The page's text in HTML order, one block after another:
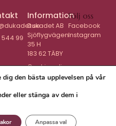
99
Information
Dukadet AB
Sjöflygvägen
35 H
183 62 TÄBY
Cookiepolicy
Följ oss
Facebook
Instagram
den bästa upplevelsen på vår
eller stänga av dem i
Anpassa val